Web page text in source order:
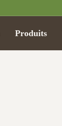
Produits